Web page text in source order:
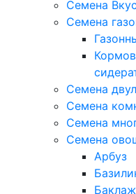
Семена
Семена
Семена
Семена
Семена
Семена
Арбуз